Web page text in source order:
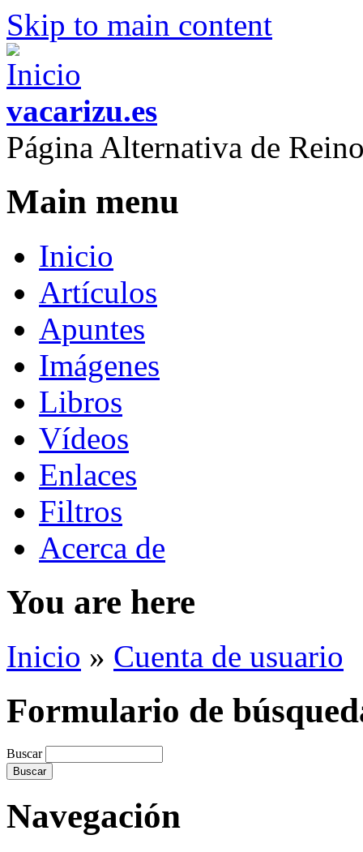
Skip to main content
vacarizu.es
Página Alternativa de
Main menu
Inicio
Artículos
Apuntes
Imágenes
Libros
Vídeos
Enlaces
Filtros
Acerca de
You are here
Inicio » Cuenta de usuario
Formulario de
Buscar
Navegación